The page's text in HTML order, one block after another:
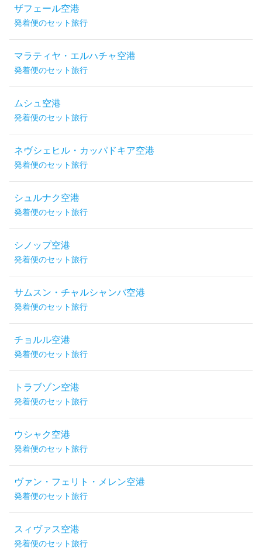
ザフェール空港
発着便のセット旅行
マラティヤ・エルハチャ空港
発着便のセット旅行
ムシュ空港
発着便のセット旅行
ネヴシェヒル・カッパドキア空港
発着便のセット旅行
シュルナク空港
発着便のセット旅行
シノップ空港
発着便のセット旅行
サムスン・チャルシャンバ空港
発着便のセット旅行
チョルル空港
発着便のセット旅行
トラブゾン空港
発着便のセット旅行
ウシャク空港
発着便のセット旅行
ヴァン・フェリト・メレン空港
発着便のセット旅行
スィヴァス空港
発着便のセット旅行